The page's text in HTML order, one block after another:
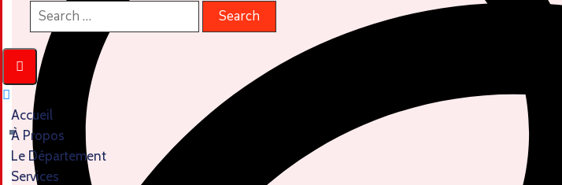
Accueil
À Propos
Le Département
Services